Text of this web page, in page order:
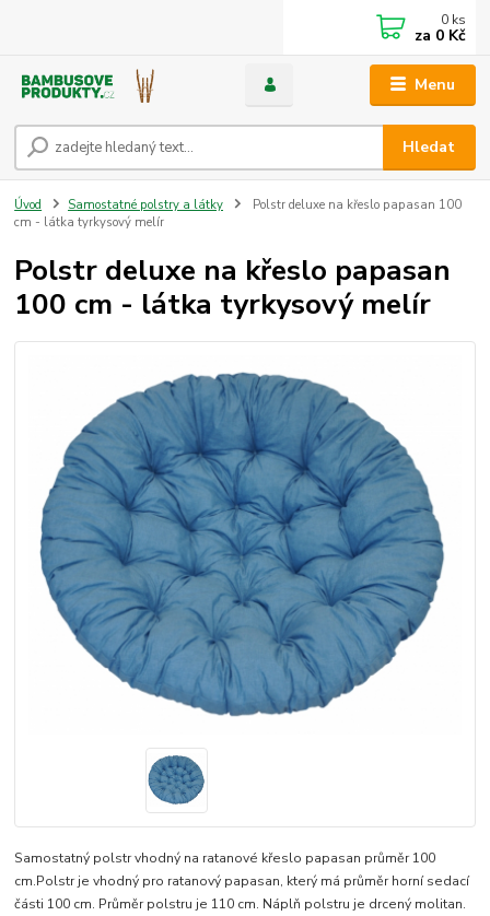
Menu
Hledat
0 ks
za 0 Kč
Úvod Samostatné polstry a látky
Polstr deluxe na křeslo papasan 100
cm - látka tyrkysový melír
Polstr deluxe na křeslo papasan
100 cm - látka tyrkysový melír
Samostatný polstr vhodný na ratanové křeslo papasan průměr 100
cm.Polstr je vhodný pro ratanový papasan, který má průměr horní sedací
části 100 cm. Průměr polstru je 110 cm. Náplň polstru je drcený molitan.